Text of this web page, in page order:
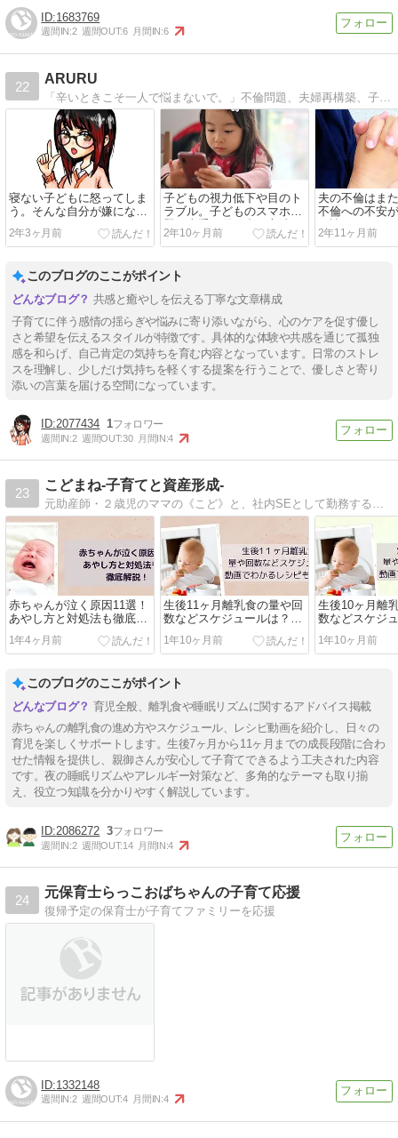
1683769
週間IN:2 週間OUT:6 月間IN:6
22
ARURU
寝ない子どもに怒ってしま
う。そんな自分が嫌になる
ママへ。
2年3ヶ月前
子どもの視力低下や目のト
ラブル。子どものスマホ問
題と上手に付き合う方法と
は。
2年10ヶ月前
夫の不倫はま
不倫への不安
に読んでほし
2年11ヶ月前
このブログのここがポイント
共感と癒やしを伝える丁寧な文章構成
子育てに伴う感情の揺らぎや悩みに寄り添いながら、心のケアを促す優し
さと希望を伝えるスタイルが特徴です。具体的な体験や共感を通じて孤独
感を和らげ、自己肯定の気持ちを育む内容となっています。日常のストレ
スを理解し、少しだけ気持ちを軽くする提案を行うことで、優しさと寄り
添いの言葉を届ける空間になっています。
2077434 1
週間IN:2 週間OUT:30 月間IN:4
23
こどまね-子育てと資産形成-
元助産師・２歳児のママの《こど》と、社内SEとして勤務する《まね》の夫婦のブログ。 こどは、妊娠・出産・子育てに関する情報を主に発信します。 まねは、自身の投資経験の成功例や失敗談を踏まえて、家庭における資産形成に役立つ情報を発信します。
赤ちゃんが泣く原因11選！
あやし方と対処法も徹底解
説！
1年4ヶ月前
生後11ヶ月離乳食の量や回
数などスケジュールは？動
画でわかるレシピも紹介！
1年10ヶ月前
生後10ヶ月離
数などスケジ
画でわかるレ
1年10ヶ月前
このブログのここがポイント
育児全般、離乳食や睡眠リズムに関するアドバイス掲載
赤ちゃんの離乳食の進め方やスケジュール、レシピ動画を紹介し、日々の
育児を楽しくサポートします。生後7ヶ月から11ヶ月までの成長段階に合わ
せた情報を提供し、親御さんが安心して子育てできるよう工夫された内容
です。夜の睡眠リズムやアレルギー対策など、多角的なテーマも取り揃
え、役立つ知識を分かりやすく解説しています。
2086272 3
週間IN:2 週間OUT:14 月間IN:4
24
元保育士らっこおばちゃんの子育て応援
復帰予定の保育士が子育てファミリーを応援
1332148
週間IN:2 週間OUT:4 月間IN:4